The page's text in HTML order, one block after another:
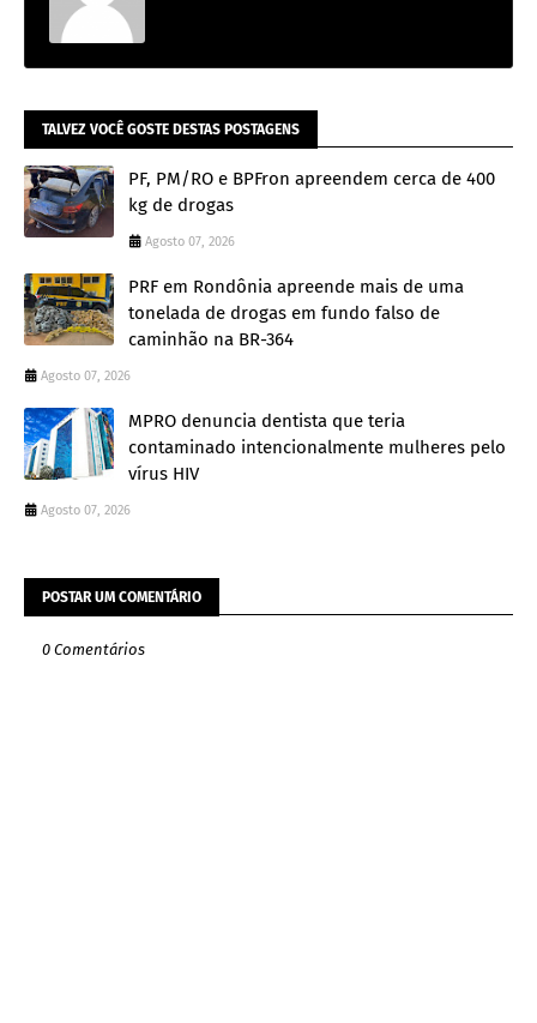
TALVEZ VOCÊ GOSTE DESTAS POSTAGENS
PF, PM/RO e BPFron apreendem cerca de 400
kg de drogas
Agosto 07, 2026
PRF em Rondônia apreende mais de uma
tonelada de drogas em fundo falso de
caminhão na BR-364
Agosto 07, 2026
MPRO denuncia dentista que teria
contaminado intencionalmente mulheres pelo
vírus HIV
Agosto 07, 2026
POSTAR UM COMENTÁRIO
0 Comentários